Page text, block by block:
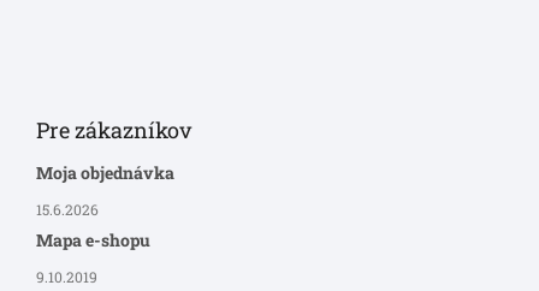
Pre zákazníkov
Moja objednávka
15.6.2026
Mapa e-shopu
9.10.2019